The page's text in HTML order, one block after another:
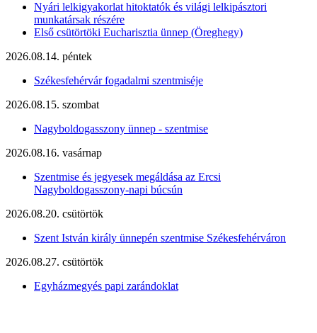
Nyári lelkigyakorlat hitoktatók és világi lelkipásztori
munkatársak részére
Első csütörtöki Eucharisztia ünnep (Öreghegy)
2026.08.14. péntek
Székesfehérvár fogadalmi szentmiséje
2026.08.15. szombat
Nagyboldogasszony ünnep - szentmise
2026.08.16. vasárnap
Szentmise és jegyesek megáldása az Ercsi
Nagyboldogasszony-napi búcsún
2026.08.20. csütörtök
Szent István király ünnepén szentmise Székesfehérváron
2026.08.27. csütörtök
Egyházmegyés papi zarándoklat